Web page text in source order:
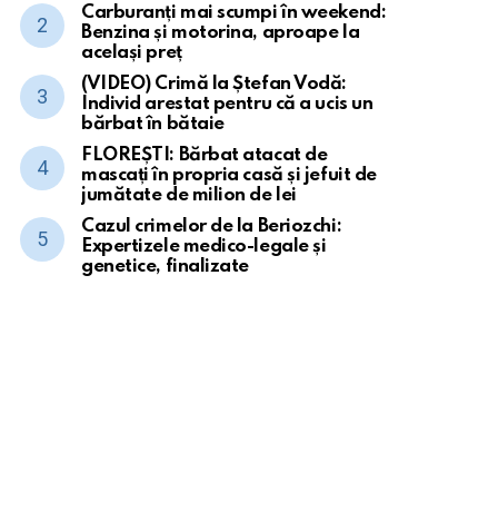
Carburanți mai scumpi în weekend:
Benzina și motorina, aproape la
același preț
(VIDEO) Crimă la Ștefan Vodă:
Individ arestat pentru că a ucis un
bărbat în bătaie
FLOREȘTI: Bărbat atacat de
mascați în propria casă și jefuit de
jumătate de milion de lei
Cazul crimelor de la Beriozchi:
Expertizele medico-legale și
genetice, finalizate